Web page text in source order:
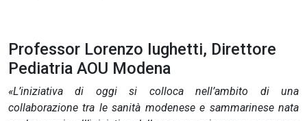
Professor Lorenzo Iughetti, Direttore
Pediatria AOU Modena
«L’iniziativa di oggi si colloca nell’ambito di una
collaborazione tra le sanità modenese e sammarinese nata